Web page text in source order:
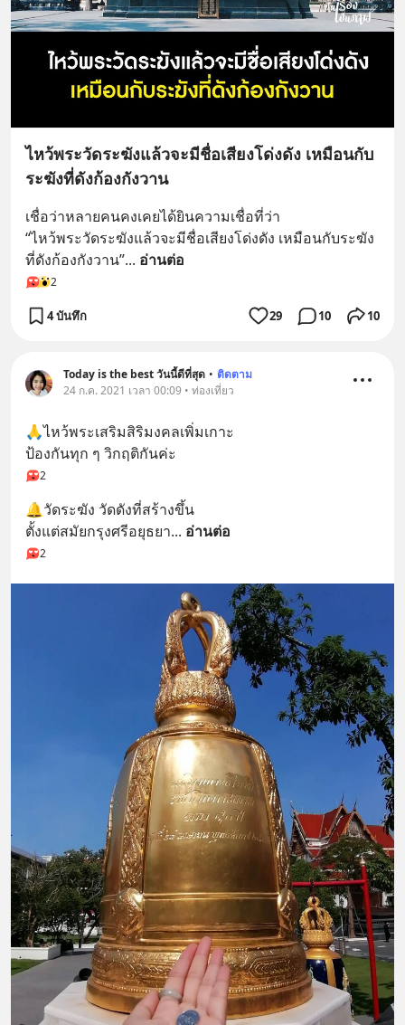
ไหว้พระวัดระฆังแล้วจะมีชื่อเสียงโด่งดัง เหมือนกับ
ระฆังที่ดังก้องกังวาน
เชื่อว่าหลายคนคงเคยได้ยินความเชื่อที่ว่า
“ไหว้พระวัดระฆังแล้วจะมีชื่อเสียงโด่งดัง เหมือนกับระฆัง
ที่ดังก้องกังวาน”... อ่านต่อ
2
4 บันทึก 29 10 10
Today​ is​ the​ best​ วันนี้​ดี​ที่สุด​ • ติดตาม
24 ก.ค. 2021 เวลา 00:09 • ท่องเที่ยว
🙏ไหว้พระเสริมสิริมงคล​เพิ่มเกาะ
ป้องกัน​ทุก ๆ วิกฤติ​กันค่ะ
2
🔔วัดระฆัง วัดดังที่สร้างขึ้น
ตั้งแต่สมัยกรุงศรีอยุธยา... อ่านต่อ
2